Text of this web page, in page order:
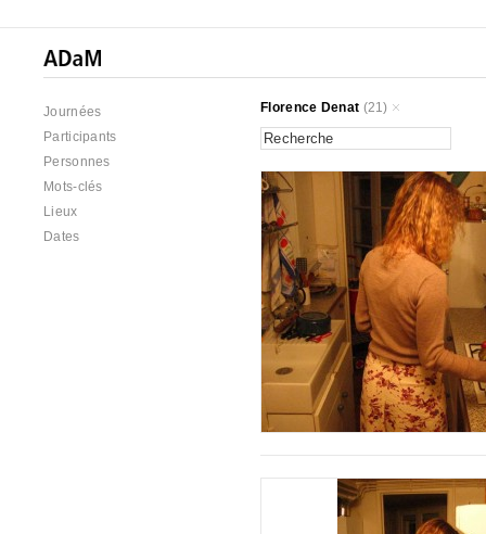
Journées
Participants
Personnes
Mots-clés
Lieux
Dates
Florence Denat (21)